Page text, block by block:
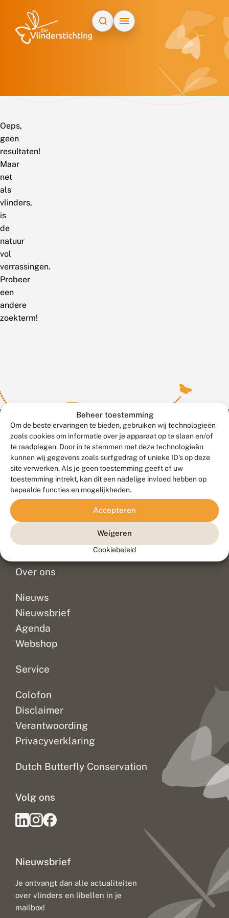
Beheer toestemming
Om de beste ervaringen te bieden, gebruiken wij technologieën
zoals cookies om informatie over je apparaat op te slaan en/of
te raadplegen. Door in te stemmen met deze technologieën
kunnen wij gegevens zoals surfgedrag of unieke ID's op deze
site verwerken. Als je geen toestemming geeft of uw
toestemming intrekt, kan dit een nadelige invloed hebben op
bepaalde functies en mogelijkheden.
Accepteren
Weigeren
Cookiebeleid
Oeps,
geen
resultaten!
Maar
net
als
vlinders,
is
de
natuur
vol
verrassingen.
Probeer
een
andere
zoekterm!
Contact
Veelgestelde vragen
Doneer
Over ons
Nieuws
Nieuwsbrief
Agenda
Webshop
Service
Colofon
Disclaimer
Verantwoording
Privacyverklaring
Dutch Butterfly Conservation
Nieuwsbrief
Je ontvangt dan alle actualiteiten
over vlinders en libellen in je
mailbox!
Volg ons
Meld waarnemingen© 2026 Vlinderstichting
Duurzaam ontwikkeld door
Go2People
, ontworpen door
Blue Field Agency
Privacy
Disclaimer
Sitemap